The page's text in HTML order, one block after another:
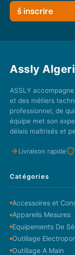
š inscrire
Assly
ASSLY
et des métiers
professionnel, de
équipe met son
délais maîtrisés et
Livraison rapide
Catégories
Accessoires et
Appareils Mesures
Equipements De
Outillage
Outillage A Main